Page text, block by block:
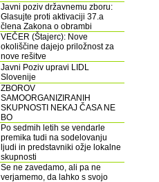
Javni poziv državnemu zboru:
Glasujte proti aktivaciji 37.a
člena Zakona o obrambi
VEČER (Štajerc): Nove
okoliščine dajejo priložnost za
nove rešitve
Javni Poziv upravi LIDL
Slovenije
ZBOROV
SAMOORGANIZIRANIH
SKUPNOSTI NEKAJ ČASA NE
BO
Po sedmih letih se vendarle
premika tudi na sodelovanju
ljudi in predstavniki ožje lokalne
skupnosti
Se ne zavedamo, ali pa ne
verjamemo, da lahko s svojo